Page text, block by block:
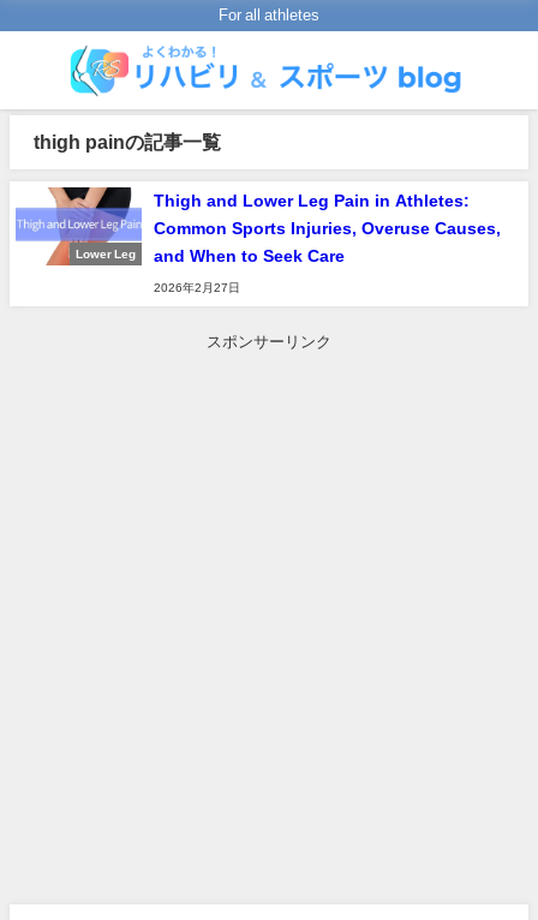
For all athletes
thigh painの記事一覧
Lower Leg
Thigh and Lower Leg Pain in Athletes:
Common Sports Injuries, Overuse Causes,
and When to Seek Care
2026年2月27日
スポンサーリンク